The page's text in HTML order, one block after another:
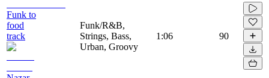
Funk to
food
track
Funk/R&B,
Strings, Bass,
Urban, Groovy
1:06 90